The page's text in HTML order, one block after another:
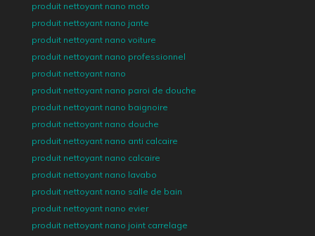
produit nettoyant nano moto
produit nettoyant nano jante
produit nettoyant nano voiture
produit nettoyant nano professionnel
produit nettoyant nano
produit nettoyant nano paroi de douche
produit nettoyant nano baignoire
produit nettoyant nano douche
produit nettoyant nano anti calcaire
produit nettoyant nano calcaire
produit nettoyant nano lavabo
produit nettoyant nano salle de bain
produit nettoyant nano evier
produit nettoyant nano joint carrelage